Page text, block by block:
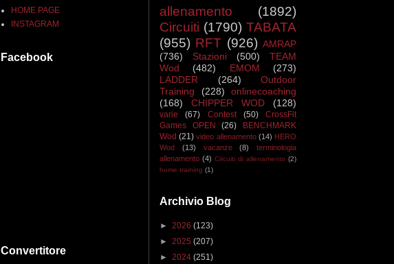
HOME PAGE
INSTAGRAM
Facebook
Convertitore
allenamento
(1892)
Circuiti (1790) TABATA
(955) RFT (926) AMRAP
(736)
Stazioni (500)
TEAM
Wod
(482) EMOM
(273)
LADDER
(264)
Outdoor
Training
(228)
onlinecoaching
(168)
CHIPPER WOD (128)
varie (67) Contest (50)
CrossFit
Games OPEN
(26)
BENCHMARK
Wod (21) video allenamento (14) HERO
Wod
(13) vacanze (8)
terminologia
allenamento (4) Circuiti di allenamento (2)
home training (1)
Archivio Blog
► 2026 (123)
► 2025 (207)
► 2024 (251)